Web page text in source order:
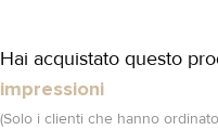
Hai acquistato questo
impressioni
(Solo i clienti che hanno